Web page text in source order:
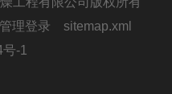
管理登录
sitemap.xml
-1